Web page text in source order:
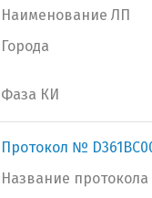
Наименование ЛП
Города
Фаза КИ
Протокол №
Название протокола